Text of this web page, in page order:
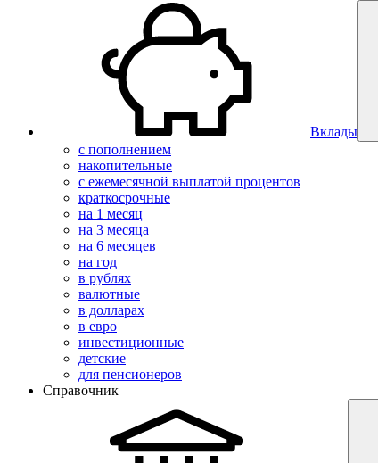
Вклады
с пополнением
накопительные
с ежемесячной выплатой процентов
краткосрочные
на 1 месяц
на 3 месяца
на 6 месяцев
на год
в рублях
валютные
в долларах
в евро
инвестиционные
детские
для пенсионеров
Справочник